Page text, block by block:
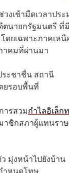
งเช้ามืดเวลาปร
นายกรัฐมนตรี ที่มี
ดยเฉพาะภาคเหนื
าคมที่ผ่านมา
ระชาชื่น สถานี
ยรอบพื้นที่
ารสวมกำไลอิเล็ก
าชิกสภาผู้แทนรา
มุ่งหน้าไปยังบ้าน
ำหนดโทษ